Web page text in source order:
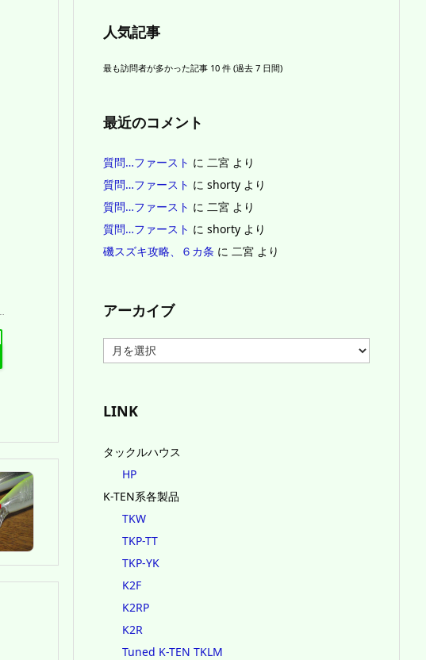
人気記事
最も訪問者が多かった記事 10 件 (過去 7 日間)
最近のコメント
質問…ファースト に 二宮 より
質問…ファースト に shorty より
質問…ファースト に 二宮 より
質問…ファースト に shorty より
磯スズキ攻略、６カ条 に 二宮 より
アーカイブ
ー
ブ
LINK
タックルハウス
HP
K-TEN系各製品
TKW
TKP-TT
TKP-YK
K2F
K2RP
K2R
Tuned K-TEN TKLM